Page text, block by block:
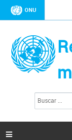
ONU
s
